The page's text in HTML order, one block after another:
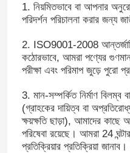
1. নিয়মিতভাবে বা আপনার
পরিদর্শন পরিচালনা করার জন্য
2. ISO9001-2008
কঠোরভাবে, আমরা পণ্যের
পরীক্ষা এবং পরিমাপ জুড়ে পুরো
3. মান-সম্পর্কিত নির্মাণ বিলম্ব
(গ্রাহকের দায়িত্ব বা
ক্ষয়ক্ষতি ছাড়া), আমাদের কাছে
পরিষেবা রয়েছে। আমরা 24
প্রতিক্রিয়ার প্রতিক্রিয়া